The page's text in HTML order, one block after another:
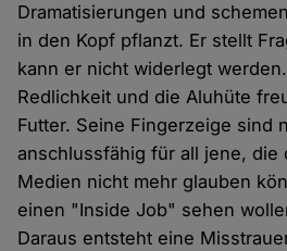
Dramatisierungen und
in den Kopf pflanzt. Er stellt
kann er nicht widerlegt
Redlichkeit und die Aluhüte
Futter. Seine Fingerzeige sind
anschlussfähig für all jene, die
Medien nicht mehr glauben
einen "Inside Job" sehen
Daraus entsteht eine